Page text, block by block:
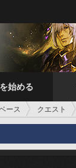
始める
ース クエスト